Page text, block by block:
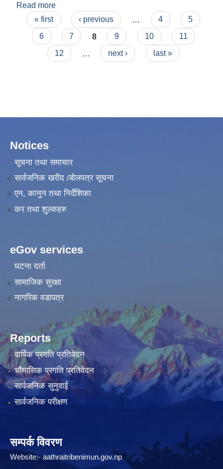
Read more
Pages
« first ‹ previous 4
5
6
7 8 9 10
11
12
next › last »
Notices
सूचना तथा समाचार
सार्वजनिक खरीद /बोलपत्र सूचना
एन, कानुन तथा निर्देशिका
कर तथा शुल्कहरु
eGov services
घटना दर्ता
सामाजिक सुरक्षा
नागरिक वडापत्र
Reports
वार्षिक प्रगति प्रतिवेदन
चौमासिक प्रगति प्रतिवेदन
सार्वजनिक सुनुवाई
सार्वजनिक परीक्षण
सम्पर्क विवरण
Website:-aathraitribenimun.gov.np